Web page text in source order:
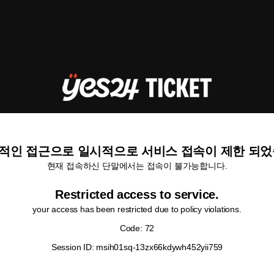
인 접근으로 일시적으로 서비스 접속이 제한 되
현재 접속하신 단말에서는 접속이 불가능합니다.
Restricted access to service.
your access has been restricted due to policy violations.
Code: 72
Session ID: msih01sq-13zx66kdywh452yii759